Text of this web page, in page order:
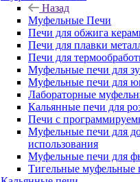
Назад
Муфельные Печи
Печи для обжига
Печи для плавки
Печи для
Муфельные печи для
Муфельные печи для
Лабораторные
Кальянные печи для
Печи с
Муфельные печи для
использования
Муфельные печи для
Тигельные муфельные